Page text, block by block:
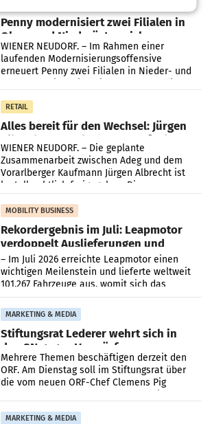
Penny modernisiert zwei Filialen in
Ober- und Niederösterreich
WIENER NEUDORF. – Im Rahmen einer
laufenden Modernisierungsoffensive
erneuert Penny zwei Filialen in Nieder- und
RETAIL
Alles bereit für den Wechsel: Jürgen
Albrecht setzt ab 1.1.2027 auf Adeg
WIENER NEUDORF. – Die geplante
Zusammenarbeit zwischen Adeg und dem
Vorarlberger Kaufmann Jürgen Albrecht ist
kartellrechtlich freigegeben: Die
Bundeswettbewerbsbehörde und der
Bundeskartellanwalt
MOBILITY BUSINESS
Rekordergebnis im Juli: Leapmotor
verdoppelt Auslieferungen und
überschreitet die 100.000er-Marke
– Im Juli 2026 erreichte Leapmotor einen
wichtigen Meilenstein und lieferte weltweit
101.267 Fahrzeuge aus, womit sich das
Ergebnis gegenüber Juli 2025 mehr als
verdoppelte (+102
MARKETING & MEDIA
Stiftungsrat Lederer wehrt sich in
den SN gegen Vorwürfe
Mehrere Themen beschäftigen derzeit den
ORF. Am Dienstag soll im Stiftungsrat über
die vom neuen ORF-Chef Clemens Pig
MARKETING & MEDIA